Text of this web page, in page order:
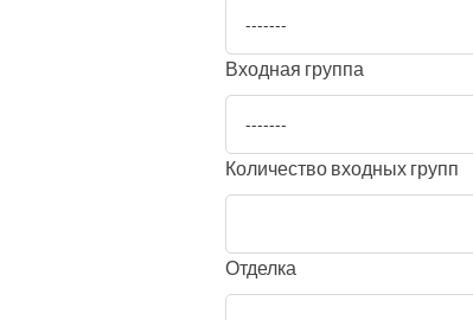
-------
Входная группа
-------
Количество входных групп
Отделка